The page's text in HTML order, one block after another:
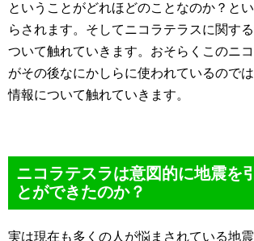
ということがどれほどのことなのか？と
らされます。そしてニコラテラスに関す
ついて触れていきます。おそらくこのニ
がその後なにかしらに使われているので
情報について触れていきます。
ニコラテスラは意図的に地震を
とができたのか？
実は現在も多くの人が悩まされている地